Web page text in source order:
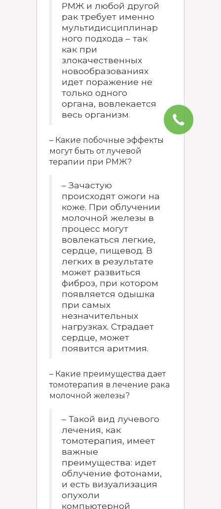
РМЖ и любой другой
рак требует именно
мультидисциплинар
ного подхода – так
как при
злокачественных
новообразованиях
идет поражение не
только одного
органа, вовлекается
весь организм.
– Какие побочные эффекты
могут быть от лучевой
терапии при РМЖ?
– Зачастую
происходят ожоги на
коже. При облучении
молочной железы в
процесс могут
вовлекаться легкие,
сердце, пищевод. В
легких в результате
может развиться
фиброз, при котором
появляется одышка
при самых
незначительных
нагрузках. Страдает
сердце, может
появится аритмия.
– Какие преимущества дает
томотерапия в лечение рака
молочной железы?
– Такой вид лучевого
лечения, как
томотерапия, имеет
важные
преимущества: идет
облучение фотонами,
и есть визуализация
опухоли
компьютерной